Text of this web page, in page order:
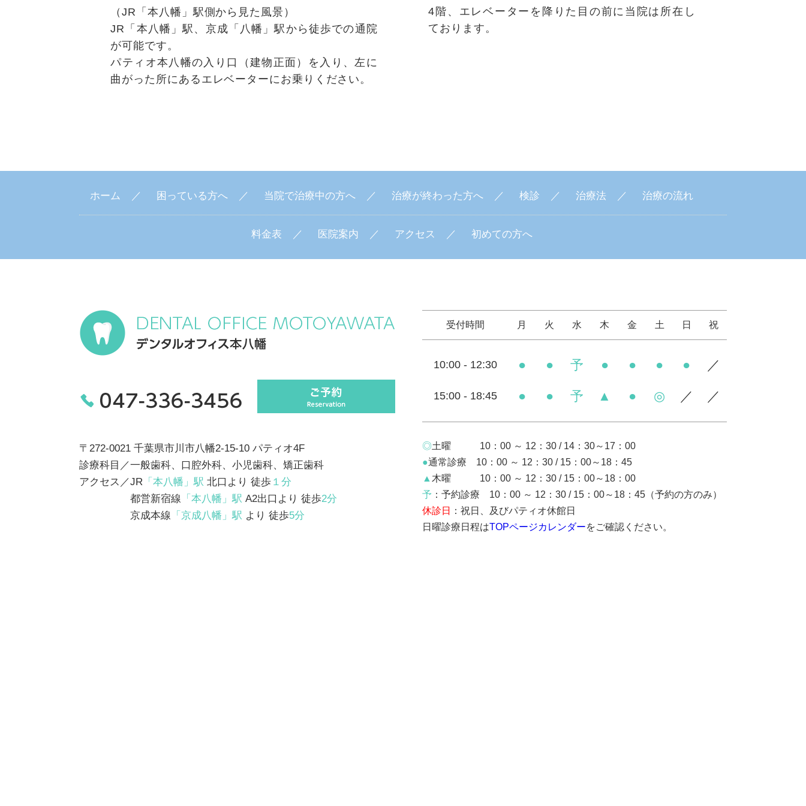
（JR「本八幡」駅側から見た風景）
JR「本八幡」駅、京成「八幡」駅から徒歩での通院
が可能です。
パティオ本八幡の入り口（建物正面）を入り、左に
曲がった所にあるエレベーターにお乗りください。
4階、エレベーターを降りた目の前に当院は所在し
ております。
ホーム 困っている方へ 当院で治療中の方へ 治療が終わった方へ 検診 治療法 治療の流れ
料金表 医院案内 アクセス 初めての方へ
〒272-0021 千葉県市川市八幡2-15-10 パティオ4F
診療科目／一般歯科、口腔外科、小児歯科、矯正歯科
アクセス／JR 「本八幡」駅 北口より 徒歩 １分
都営新宿線 「本八幡」駅 A2出口より 徒歩2分
京成本線 「京成八幡」駅 より 徒歩5分
受付時間 月 火 水 木 金 土 日 祝
10:00 - 12:30 ● ● 予 ● ● ● ● ／
15:00 - 18:45 ● ● 予 ▲ ● ◎ ／ ／
◎土曜 10：00 ～ 12：30 / 14：30～17：00
●通常診療 10：00 ～ 12：30 / 15：00～18：45
▲ 木曜 10：00 ～ 12：30 / 15：00～18：00
予 ：予約診療 10：00 ～ 12：30 / 15：00～18：45（予約の方のみ）
休診日
：祝日、及びパティオ休館日
日曜診療日程はTOPページカレンダーをご確認ください。